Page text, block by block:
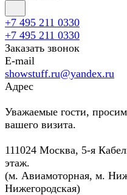
+7 495 211 0330
+7 495 211 0330
Заказать звонок
E-mail
showstuff.ru@yandex.ru
Адрес
Уважаемые гости, просим
вашего визита.
111024 Москва, 5-я
этаж.
(м. Авиамоторная, м.
Нижегородская)